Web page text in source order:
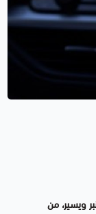
ويسير، من